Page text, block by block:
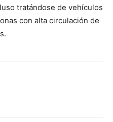
tratándose de vehículos
con alta circulación de